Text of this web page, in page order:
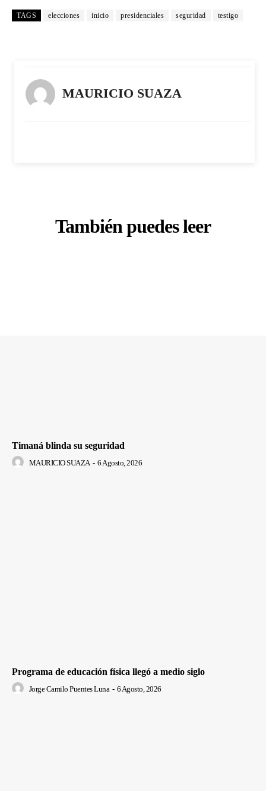
TAGS elecciones inicio presidenciales seguridad testigo
MAURICIO SUAZA
También puedes leer
Timaná blinda su seguridad
MAURICIO SUAZA - 6 Agosto, 2026
Programa de educación física llegó a medio siglo
Jorge Camilo Puentes Luna - 6 Agosto, 2026